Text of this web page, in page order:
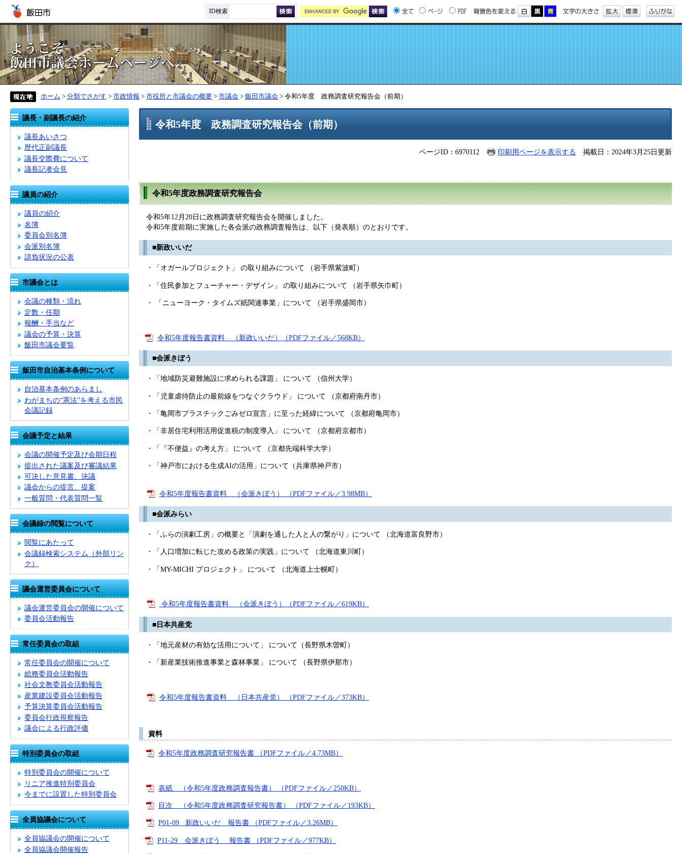
ID検索
ホーム > 分類でさがす > 市政情報 > 市役所と市議会の概要 > 市議会 > 飯田市議会 > 令和5年度 政務調査研究報告会（前期）
議長・副議長の紹介
議長あいさつ
歴代正副議長
議長交際費について
議長記者会見
議員の紹介
議員の紹介
名簿
委員会別名簿
会派別名簿
請負状況の公表
市議会とは
会議の種類・流れ
定数・任期
報酬・手当など
議会の予算・決算
飯田市議会要覧
飯田市自治基本条例について
自治基本条例のあらまし
わがまちの“憲法”を考える市民
会議記録
会議予定と結果
会議の開催予定及び会期日程
提出された議案及び審議結果
可決した意見書、決議
議会からの提言、提案
一般質問・代表質問一覧
会議録の閲覧について
閲覧にあたって
会議録検索システム （外部リン
ク）
議会運営委員会について
議会運営委員会の開催について
委員会活動報告
常任委員会の取組
常任委員会の開催について
総務委員会活動報告
社会文教委員会活動報告
産業建設委員会活動報告
予算決算委員会活動報告
委員会行政視察報告
議会による行政評価
特別委員会の取組
特別委員会の開催について
リニア推進特別委員会
今までに設置した特別委員会
全員協議会について
全員協議会の開催について
全員協議会開催報告
令和5年度 政務調査研究報告会（前期）
ページID：6970112 印刷用ページを表示する 掲載日：2024年3月25日更新
令和5年度政務調査研究報告会
令和5年12月20日に政務調査研究報告会を開催しました。
令和5年度前期に実施した各会派の政務調査報告は、以下（発表順）のとおりです。
■新政いいだ
・「オガールプロジェクト」 の取り組みについて （岩手県紫波町）
・「住民参加とフューチャー・デザイン」 の取り組みについて （岩手県矢巾町）
・ 「ニューヨーク・タイムズ紙関連事業」について （岩手県盛岡市）
令和5年度報告書資料 （新政いいだ）（PDFファイル／568KB）
■会派きぼう
・「地域防災避難施設に求められる課題」 について （信州大学）
・「児童虐待防止の最前線をつなぐクラウド」 について （京都府南丹市）
・「亀岡市プラスチックごみゼロ宣言」に至った経緯について （京都府亀岡市）
・「非居住宅利用活用促進税の制度導入」 について （京都府京都市）
・「『不便益』の考え方」 について （京都先端科学大学）
・「神戸市における生成AIの活用」について（兵庫県神戸市）
令和5年度報告書資料 （会派きぼう） （PDFファイル／3.98MB）
■会派みらい
・「ふらの演劇工房」の概要と「演劇を通した人と人の繋がり」について （北海道富良野市）
・「人口増加に転じた攻める政策の実践」について （北海道東川町）
・「MY-MICHI プロジェクト」 について （北海道上士幌町）
令和5年度報告書資料 （会派きぼう）（PDFファイル／619KB）
■日本共産党
・「地元産材の有効な活用について」 について（長野県木曽町）
・「新産業技術推進事業と森林事業」 について （長野県伊那市）
令和5年度報告書資料 （日本共産党） （PDFファイル／373KB）
資料
令和5年度政務調査研究報告書 （PDFファイル／4.73MB）
表紙 （令和5年度政務調査報告書） （PDFファイル／250KB）
目次 （令和5年度政務調査研究報告書） （PDFファイル／193KB）
P01-09 新政いいだ 報告書 （PDFファイル／3.26MB）
P11-29 会派きぼう 報告書 （PDFファイル／977KB）